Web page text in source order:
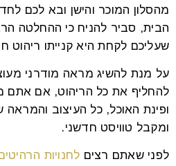
מהסלון המוכר והישן ובא לכם
הבית, סביר להניח כי ההחלטה
שעליכם לקחת היא קנייתו ריהוט
על מנת להשיג מראה מודרני
להחליף את כל הריהוט, אם אתם
ופינת האוכל, כל העיצוב
ומקבל טוויסט חדשני.
לפני שאתם רצים לחנויות